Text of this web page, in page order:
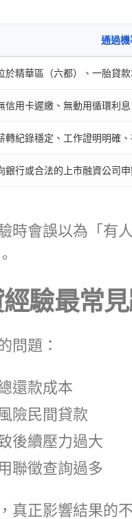
通過
於精華區（六都）、一胎貸
信用卡遲繳、無動用循環利
轉紀錄穩定、工作證明明確
銀行或合法的上市融資公司
時會誤以為「有
驗最常
問題：
還款成本
險民間貸款
後續壓力過大
聯徵查詢過多
真正影響結果的